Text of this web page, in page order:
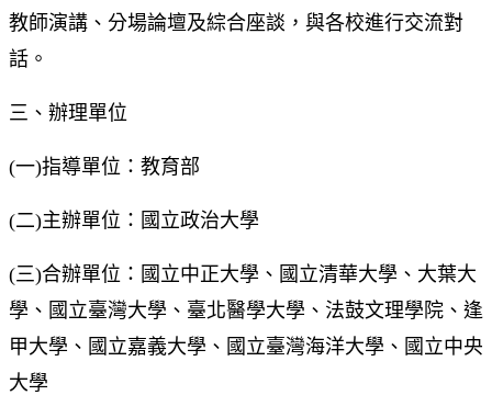
教師演講、分場論壇及綜合座談，與各校進行交流對
話。
三、辦理單位
(一)指導單位：教育部
(二)主辦單位：國立政治大學
(三)合辦單位：國立中正大學、國立清華大學、大葉大
學、國立臺灣大學、臺北醫學大學、法鼓文理學院、逢
甲大學、國立嘉義大學、國立臺灣海洋大學、國立中央
大學